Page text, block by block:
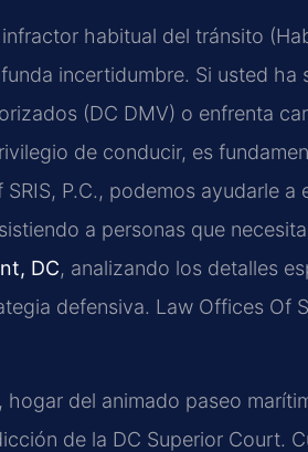
habitual del tránsito
incertidumbre. Si usted
(DC DMV) o enfrenta
de conducir, es
P.C., podemos ayudarle
a personas que
DC, analizando los detalles
defensiva. Law Offices Of
del animado paseo
de la DC Superior Court.